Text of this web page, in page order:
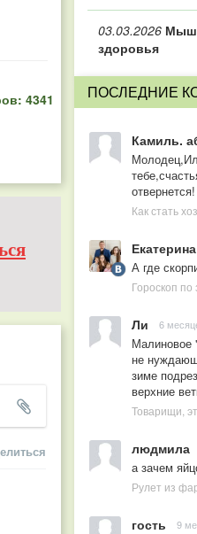
4341
03.03.2026
здоровья
ПОСЛЕДНИЕ
Камиль.
отвернется!
Как стать
А где
Гороскоп по
Ли 6
Малиновое
не
зиме
верхние
людмила
а зачем
Рулет из
гость 9